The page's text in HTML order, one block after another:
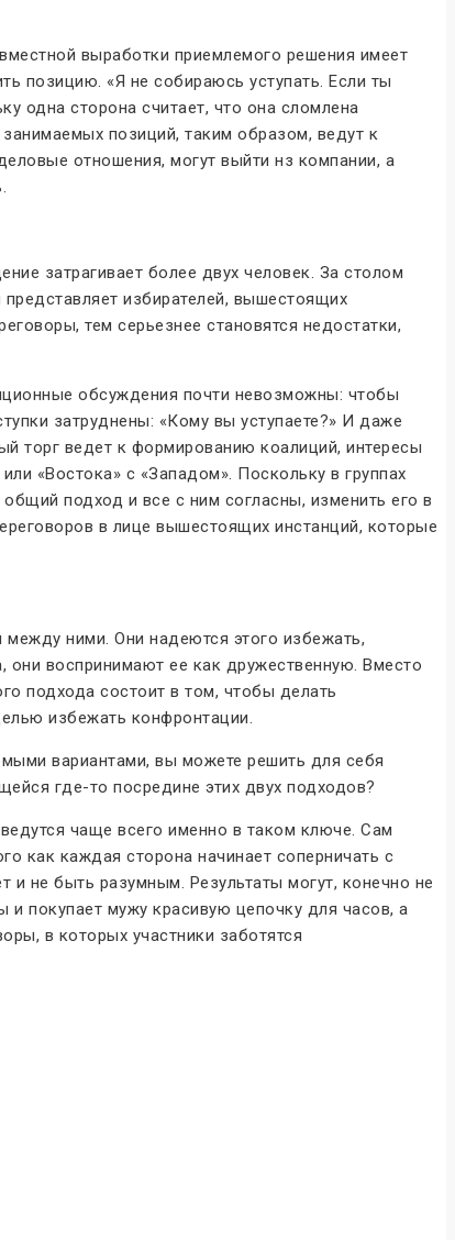
выработки приемлемого решения имеет
позицию. «Я не собираюсь уступать. Если ты
одна сторона считает, что она сломлена
позиций, таким образом, ведут к
отношения, могут выйти нз компании, а
затрагивает более двух человек. За столом
избирателей, вышестоящих
тем серьезнее становятся недостатки,
обсуждения почти невозможны: чтобы
затруднены: «Кому вы уступаете?» И даже
торг ведет к формированию коалиций, интересы
«Востока» с «Западом». Поскольку в группах
подход и все с ним согласны, изменить его в
в лице вышестоящих инстанций, которые
ними. Они надеются этого избежать,
они воспринимают ее как дружественную. Вместо
подхода состоит в том, чтобы делать
избежать конфронтации.
вариантами, вы можете решить для себя
где-то посредине этих двух подходов?
чаще всего именно в таком ключе. Сам
как каждая сторона начинает соперничать с
не быть разумным. Результаты могут, конечно не
покупает мужу красивую цепочку для часов, а
в которых участники заботятся